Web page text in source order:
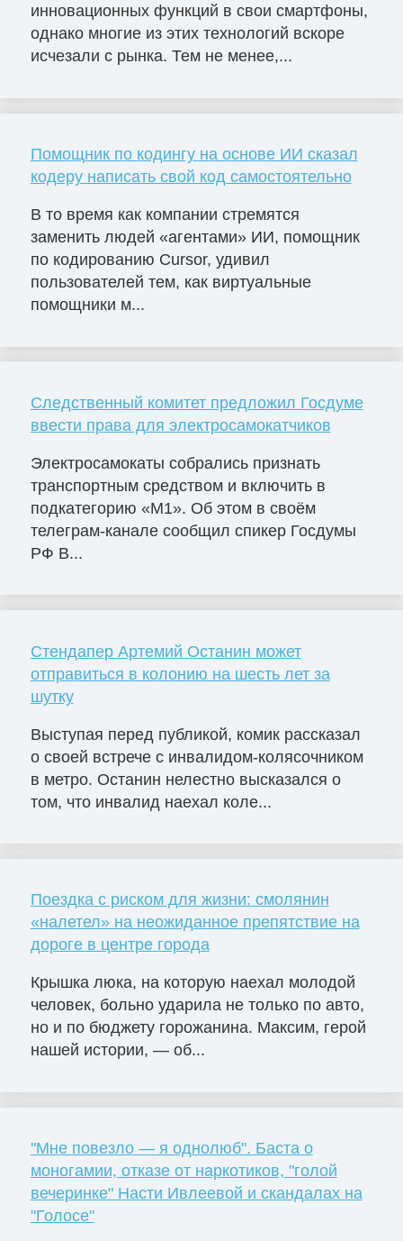
инновационных функций в свои смартфоны,
однако многие из этих технологий вскоре
исчезали с рынка. Тем не менее,...
Помощник по кодингу на основе ИИ сказал
кодеру написать свой код самостоятельно
В то время как компании стремятся
заменить людей «агентами» ИИ, помощник
по кодированию Cursor, удивил
пользователей тем, как виртуальные
помощники м...
Следственный комитет предложил Госдуме
ввести права для электросамокатчиков
Электросамокаты собрались признать
транспортным средством и включить в
подкатегорию «М1». Об этом в своём
телеграм-канале сообщил спикер Госдумы
РФ В...
Стендапер Артемий Останин может
отправиться в колонию на шесть лет за
шутку
Выступая перед публикой, комик рассказал
о своей встрече с инвалидом-колясочником
в метро. Останин нелестно высказался о
том, что инвалид наехал коле...
Поездка с риском для жизни: смолянин
«налетел» на неожиданное препятствие на
дороге в центре города
Крышка люка, на которую наехал молодой
человек, больно ударила не только по авто,
но и по бюджету горожанина. Максим, герой
нашей истории, — об...
"Мне повезло — я однолюб". Баста о
моногамии, отказе от наркотиков, "голой
вечеринке" Насти Ивлеевой и скандалах на
"Голосе"